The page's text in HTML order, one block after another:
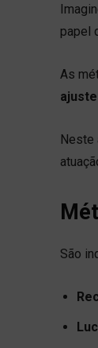
papel
As
Neste
São